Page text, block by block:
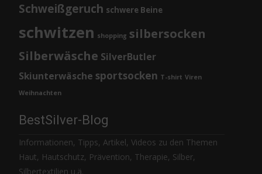
Schweißgeruch schwere Beine
schwitzen shopping silbersocken
Silberwäsche SilverButler
Skiunterwäsche sportsocken T-shirt Viren
Weihnachten
BestSilver-Blog
Informationen, Tipps, Artikel, Videos zu den Themen
Haut, Hautschutz, Prävention, Therapie, Silber,
Silbertextilien u.ä.